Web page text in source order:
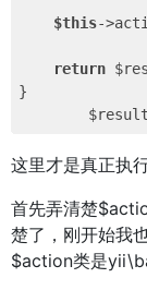
$this-
return
}
这里才是真正执
首先弄清楚
楚了，刚开始我
$action类是